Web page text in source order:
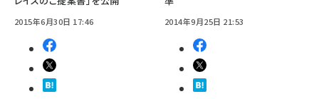
2015年6月30日 17:46 2014年9月25日 21:53